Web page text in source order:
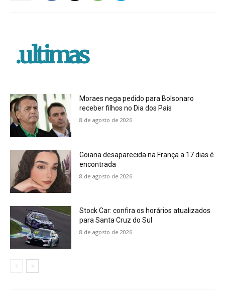
.ultimas
Moraes nega pedido para Bolsonaro
receber filhos no Dia dos Pais
8 de agosto de 2026
Goiana desaparecida na França a 17 dias é
encontrada
8 de agosto de 2026
Stock Car: confira os horários atualizados
para Santa Cruz do Sul
8 de agosto de 2026